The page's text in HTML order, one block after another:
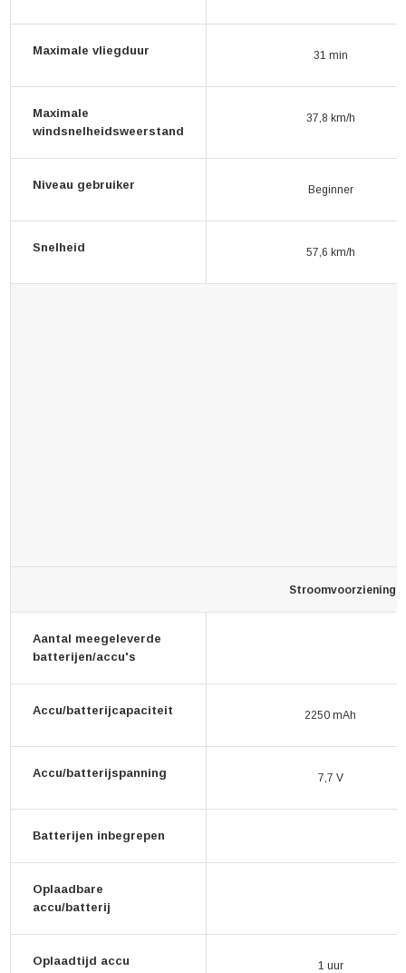
Maximale vliegduur 31 min
Maximale
windsnelheidsweerstand
37,8 km/h
Niveau gebruiker Beginner
Snelheid 57,6 km/h
Stroomvoorziening
Aantal meegeleverde
batterijen/accu's
Accu/batterijcapaciteit 2250 mAh
Accu/batterijspanning 7,7 V
Batterijen inbegrepen
Oplaadbare
accu/batterij
Oplaadtijd accu 1 uur